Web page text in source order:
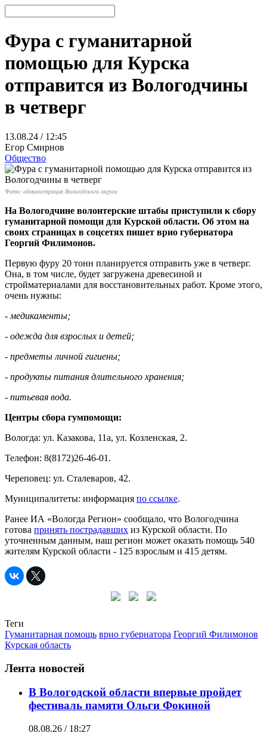
Фура с гуманитарной
помощью для Курска
отправится из Вологодчины
в четверг
13.08.24 / 12:45
Егор Смирнов
Общество
Фото: администрация Вологодского округа
На Вологодчине волонтерские штабы приступили к сбору
гуманитарной помощи для Курской области. Об этом на
своих страницах в соцсетях пишет врио губернатора
Георгий Филимонов.
Первую фуру 20 тонн планируется отправить уже в четверг.
Она, в том числе, будет загружена древесиной и
стройматериалами для восстановительных работ. Кроме этого,
очень нужны:
- медикаменты;
- одежда для взрослых и детей;
- предметы личной гигиены;
- продукты питания длительного хранения;
- питьевая вода.
Центры сбора гумпомощи:
Вологда: ул. Казакова, 11а, ул. Козленская, 2.
Телефон: 8(8172)26-46-01.
Череповец: ул. Сталеваров, 42.
Муниципалитеты: информация по ссылке.
Ранее ИА «Вологда Регион» сообщало, что Вологодчина
готова принять пострадавших из Курской области. По
уточненным данным, наш регион может оказать помощь 540
жителям Курской области - 125 взрослым и 415 детям.
Теги
Гуманитарная помощь врио губернатора Георгий Филимонов
Курская область
Лента новостей
В Вологодской области впервые пройдет
фестиваль памяти Ольги Фокиной
08.08.26 / 18:27